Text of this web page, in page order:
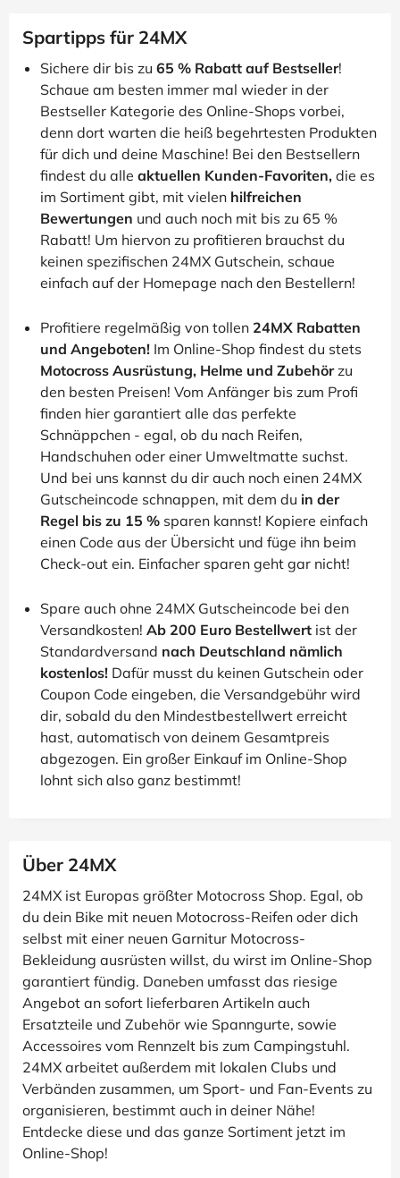
Spartipps für 24MX
Sichere dir bis zu 65 % Rabatt auf Bestseller!
Schaue am besten immer mal wieder in der
Bestseller Kategorie des Online-Shops vorbei,
denn dort warten die heiß begehrtesten Produkten
für dich und deine Maschine! Bei den Bestsellern
findest du alle aktuellen Kunden-Favoriten, die es
im Sortiment gibt, mit vielen hilfreichen
Bewertungen und auch noch mit bis zu 65 %
Rabatt! Um hiervon zu profitieren brauchst du
keinen spezifischen 24MX Gutschein, schaue
einfach auf der Homepage nach den Bestellern!
Profitiere regelmäßig von tollen 24MX Rabatten
und Angeboten! Im Online-Shop findest du stets
Motocross Ausrüstung, Helme und Zubehörzu
den besten Preisen! Vom Anfänger bis zum Profi
finden hier garantiert alle das perfekte
Schnäppchen - egal, ob du nach Reifen,
Handschuhen oder einer Umweltmatte suchst.
Und bei uns kannst du dir auch noch einen 24MX
Gutscheincode schnappen, mit dem du in der
Regel bis zu 15 % sparen kannst! Kopiere einfach
einen Code aus der Übersicht und füge ihn beim
Check-out ein. Einfacher sparen geht gar nicht!
Spare auch ohne 24MX Gutscheincode bei den
Versandkosten! Ab 200 Euro Bestellwert ist der
Standardversand nach Deutschland nämlich
kostenlos! Dafür musst du keinen Gutschein oder
Coupon Code eingeben, die Versandgebühr wird
dir, sobald du den Mindestbestellwert erreicht
hast, automatisch von deinem Gesamtpreis
abgezogen. Ein großer Einkauf im Online-Shop
lohnt sich also ganz bestimmt!
Über 24MX
24MX ist Europas größter Motocross Shop. Egal, ob
du dein Bike mit neuen Motocross-Reifen oder dich
selbst mit einer neuen Garnitur Motocross-
Bekleidung ausrüsten willst, du wirst im Online-Shop
garantiert fündig. Daneben umfasst das riesige
Angebot an sofort lieferbaren Artikeln auch
Ersatzteile und Zubehör wie Spanngurte, sowie
Accessoires vom Rennzelt bis zum Campingstuhl.
24MX arbeitet außerdem mit lokalen Clubs und
Verbänden zusammen, um Sport- und Fan-Events zu
organisieren, bestimmt auch in deiner Nähe!
Entdecke diese und das ganze Sortiment jetzt im
Online-Shop!